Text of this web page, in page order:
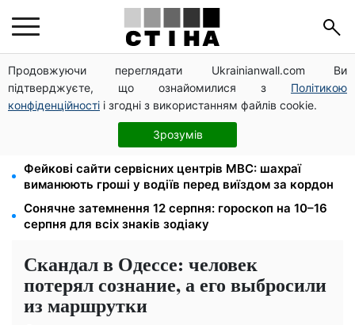
Продовжуючи переглядати Ukrainianwall.com Ви
підтверджуєте, що ознайомилися з Політикою
конфіденційності і згодні з використанням файлів cookie.
Зрозумів
Церковне свято 9 серпня: апостол Матфій, три
суворі заборони Успенського посту та прикмети на
зиму
Зарплата 30 000 грн — пенсія 11 500 грн: ПФУ
пояснив формулу розрахунку виплат у 2026 році
Фейкові сайти сервісних центрів МВС: шахраї
виманюють гроші у водіїв перед виїздом за кордон
Сонячне затемнення 12 серпня: гороскоп на 10–16
серпня для всіх знаків зодіаку
Скандал в Одессе: человек
потерял сознание, а его выбросили
из маршрутки